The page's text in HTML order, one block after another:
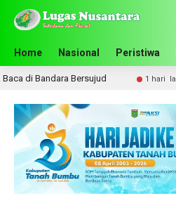
Home Nasional Peristiwa
di Bandara Bersujud 1 hari lalu